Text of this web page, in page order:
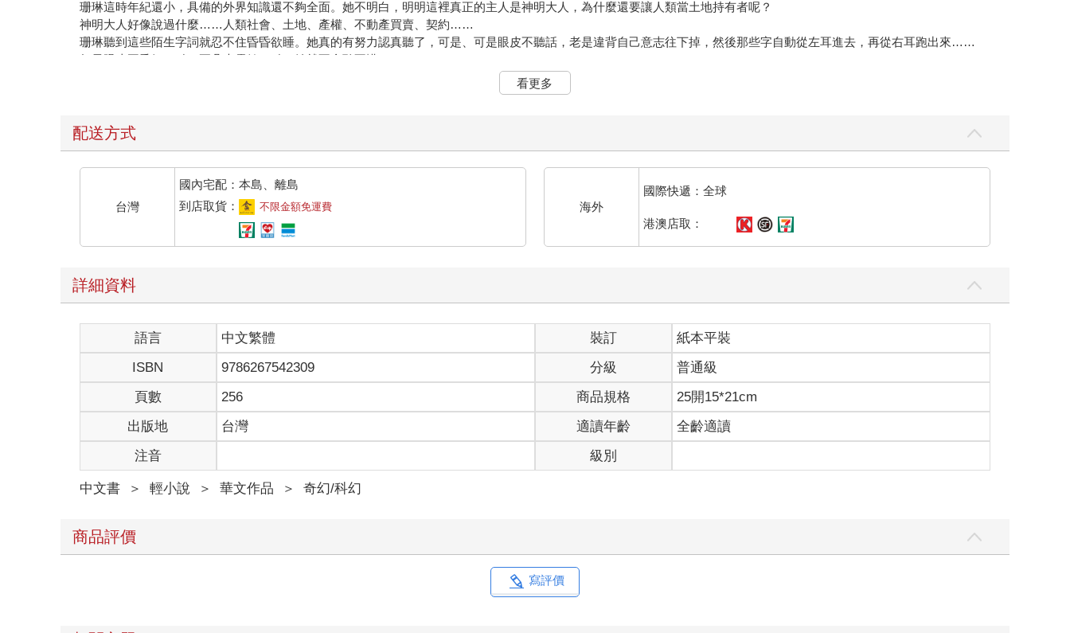
珊琳這時年紀還小，具備的外界知識還不夠全面。她不明白，明明這裡真正的主人是神明大人，為什麼還要讓人類當土地持有者呢？
神明大人好像說過什麼……人類社會、土地、產權、不動產買賣、契約……
珊琳聽到這些陌生字詞就忍不住昏昏欲睡。她真的有努力認真聽了，可是、可是眼皮不聽話，老是違背自己意志往下掉，然後那些字自動從左耳進去，再從右耳跑出來……
如果眼皮再爭氣一點，耳朵也靈敏一點，她就不會聽不懂了。
雖說無法理解，不過看在屋子裡住的人類都是神明大人的信奉者，那麼就讓他們幫忙管理一下吧。
珊琳真心認為那些人類住的地方實在太小了，不像她和山神，這些綿延不絕的山都是她們的家。
來到建築物上方後，她輕飄飄地降落下去。
以人類眼光來看，佔地大得驚人、就算用「莊園」來稱呼都不為過的大宅，此刻陷入闃靜。一扇扇窗戶後盡是幽暗，彷彿與四周的寂寂森林融為一體。
珊琳仰著頭，好奇地打量，人類屋子的窗戶看起來就像一隻隻眼睛。
燈亮的時候是張開眼，燈暗的時候是閉上眼。
現在，窗戶在睡覺，屋子裡的人也在睡覺。
正當她欲收回視線，其中一扇窗倏地亮起一束細細的光，有如眼睛悄悄掀開一條縫。
才剛飛到窗戶前面，窗簾驟然被拉開，冷不丁和兩雙睜得大大的眼睛對上。
「呀啊！」珊琳被嚇得低呼一聲，換她一雙眼睛也瞠得又圓又大。
於是三雙圓圓的大眼睛就這麼你看我、我看你……
不對，他們怎麼能看到自己？珊琳霍然回神，驚訝地看著擠壓在玻璃窗上的兩張圓嫩臉蛋，可愛的五官都壓得變形了。
她試探地朝兩名小孩揮揮手，他們像沒看到，眼珠子並沒隨著她的手臂轉動。
看樣子不是真的看見自己……她鬆口氣，認出他們是楊家的兩個小孩，還是一對雙胞胎。
但在珊琳眼中，更像是兩顆白白的小肉團。
想到自己個子比他們倆都高，珊琳不禁生起幾分自豪。
她長得高，她是姊姊呢！
小肉團張大眼睛，努力地朝外望，隨後彷彿感覺彼此靠太近，兩張小臉不約而同露出抗拒。
接著珊琳就看到他們你一掌、我一掌的，像是要使勁把對方推離窗戶。
最後誰也沒推成功，只好板著臉，眼帶嫌棄地繼續與對方擠在窗子前。
珊琳搖搖頭，老成地嘆口氣。人類幼崽啊，真是一點都不懂得愛護手足。
下一刻她噘著嘴唇，對青絲一吹。它們朝窗戶飛了過去，穿過玻璃，像輕風拂過兩名小孩。
忽地一道人影出現在窗戶後，輕易地一手拎起一個，轉身前，目光似乎不經意往外一瞥……
看更多
配送方式
台灣
國內宅配：本島、離島
到店取貨：
不限金額免運費 海外
國際快遞：全球
港澳店取：
詳細資料
語言 中文繁體 裝訂
紙本平裝
ISBN
9786267542309 分級
普通級
頁數
256 商品規格
25開15*21cm
出版地
台灣 適讀年齡
全齡適讀
注音
級別
中文書 ＞ 輕小說 ＞ 華文作品 ＞ 奇幻/科幻
商品評價
寫評價